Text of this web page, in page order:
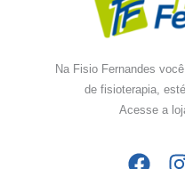
Na Fisio Fernandes
de fisioterapia,
Acesse a